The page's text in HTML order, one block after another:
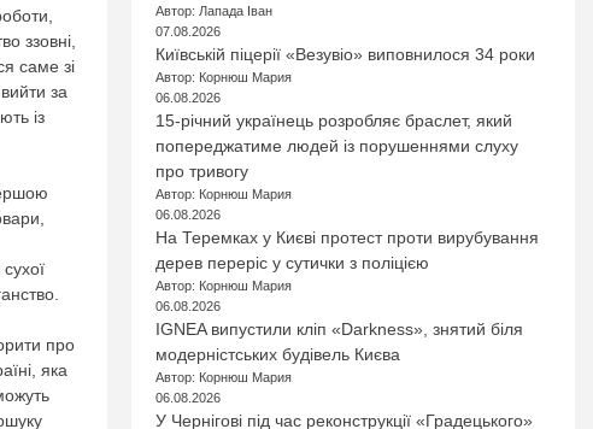
ззовні,
саме зі
за
із
про
яка
Автор: Лапада Іван
07.08.2026
Київській піцерії «Везувіо» виповнилося 34 роки
Автор: Корнюш Мария
06.08.2026
15-річний українець розробляє браслет, який
попереджатиме людей із порушеннями слуху
про тривогу
Автор: Корнюш Мария
06.08.2026
На Теремках у Києві протест проти вирубування
дерев переріс у сутички з поліцією
Автор: Корнюш Мария
06.08.2026
IGNEA випустили кліп «Darkness», знятий біля
модерністських будівель Києва
Автор: Корнюш Мария
06.08.2026
У Чернігові під час реконструкції «Градецького»